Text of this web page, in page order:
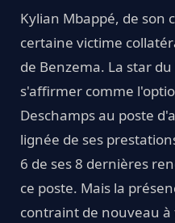
Kylian Mbappé, de son
certaine victime
de Benzema. La star
s'affirmer comme
Deschamps au poste
lignée de ses
6 de ses 8 dernières
ce poste. Mais la
contraint de nouveau